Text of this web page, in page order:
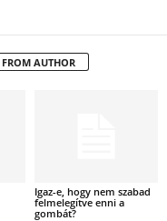
FROM AUTHOR
Igaz-e, hogy nem szabad
felmelegítve enni a
gombát?